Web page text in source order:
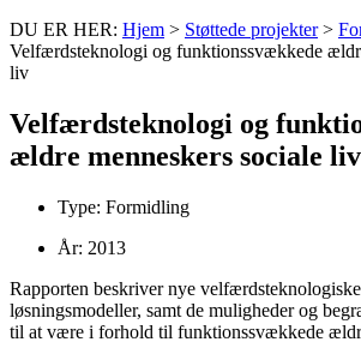
DU ER HER: Hjem > Støttede projekter>
Velfærdsteknologi og funktionssvækkede
liv
Velfærdsteknologi og
ældre menneskers sociale liv
Type: Formidling
År: 2013
Rapporten beskriver nye
løsningsmodeller, samt de muligheder og
til at være i forhold til funktionssvækkede